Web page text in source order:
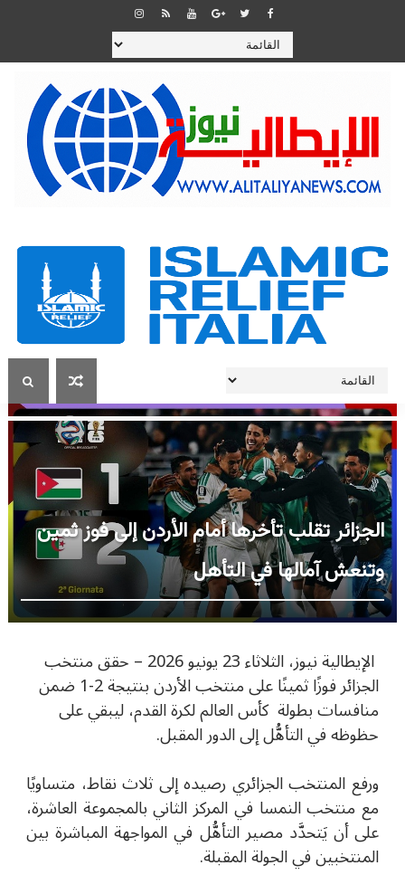
الجزائر تقلب تأخرها أمام الأردن إلى فوز ثمين
وتنعش آمالها في التأهل
الإيطالية نيوز، الثلاثاء 23 يونيو 2026 – حقق منتخب
الجزائرفوزًا ثمينًا على منتخبالأردن بنتيجة 2-1 ضمن
منافسات بطولة كأس العالم لكرة القدم، ليبقي على
حظوظه في التأهُّل إلى الدور المقبل.
ورفع المنتخب الجزائري رصيده إلى ثلاث نقاط، متساويًا
مع منتخبالنمسا في المركز الثاني بالمجموعة العاشرة،
على أن يَتحدَّد مصير التأهُّل في المواجهة المباشرة بين
المنتخبين في الجولة المقبلة.